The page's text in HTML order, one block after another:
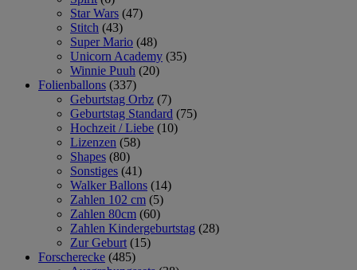
Star Wars (47)
Stitch (43)
Super Mario (48)
Unicorn Academy (35)
Winnie Puuh (20)
Folienballons (337)
Geburtstag Orbz (7)
Geburtstag Standard (75)
Hochzeit / Liebe (10)
Lizenzen (58)
Shapes (80)
Sonstiges (41)
Walker Ballons (14)
Zahlen 102 cm (5)
Zahlen 80cm (60)
Zahlen Kindergeburtstag (28)
Zur Geburt (15)
Forscherecke (485)